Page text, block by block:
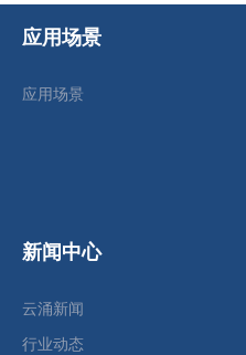
应用场景
应用场景
新闻中心
云涌新闻
行业动态